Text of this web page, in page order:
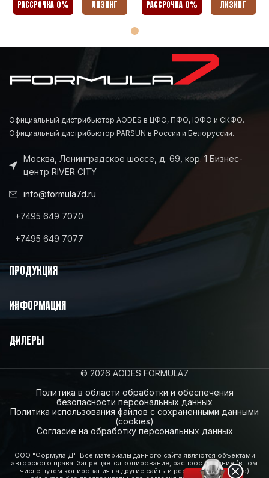
РАССРОЧКА 0% ЛИЗИНГ РАССРОЧКА 0% ЛИЗИНГ
Официальный дистрибьютор AODES в ЦФО, ПФО, ЮФО и СКФО.
Официальный дистрибьютор PARSUN в России и Белоруссии.
Москва, Ленинградское шоссе, д. 69, кор. 1 Бизнес-
центр RIVER CITY
info@formula7d.ru
+7495 649 7070
+7495 649 7077
ПРОДУКЦИЯ
ИНФОРМАЦИЯ
ДИЛЕРЫ
© 2026 AODES FORMULA7
Политика в области обработки и обеспечения
безопасности персональных данных
Политика использования файлов с сохраненными данными
(cookies)
Согласие на обработку персональных данных
ООО "Формула Д". Все материалы данного сайта являются объектами
авторского права. Запрещается копирование, распространение (в том
числе путем копирования на другие сайты и ресурсы в Интернете)